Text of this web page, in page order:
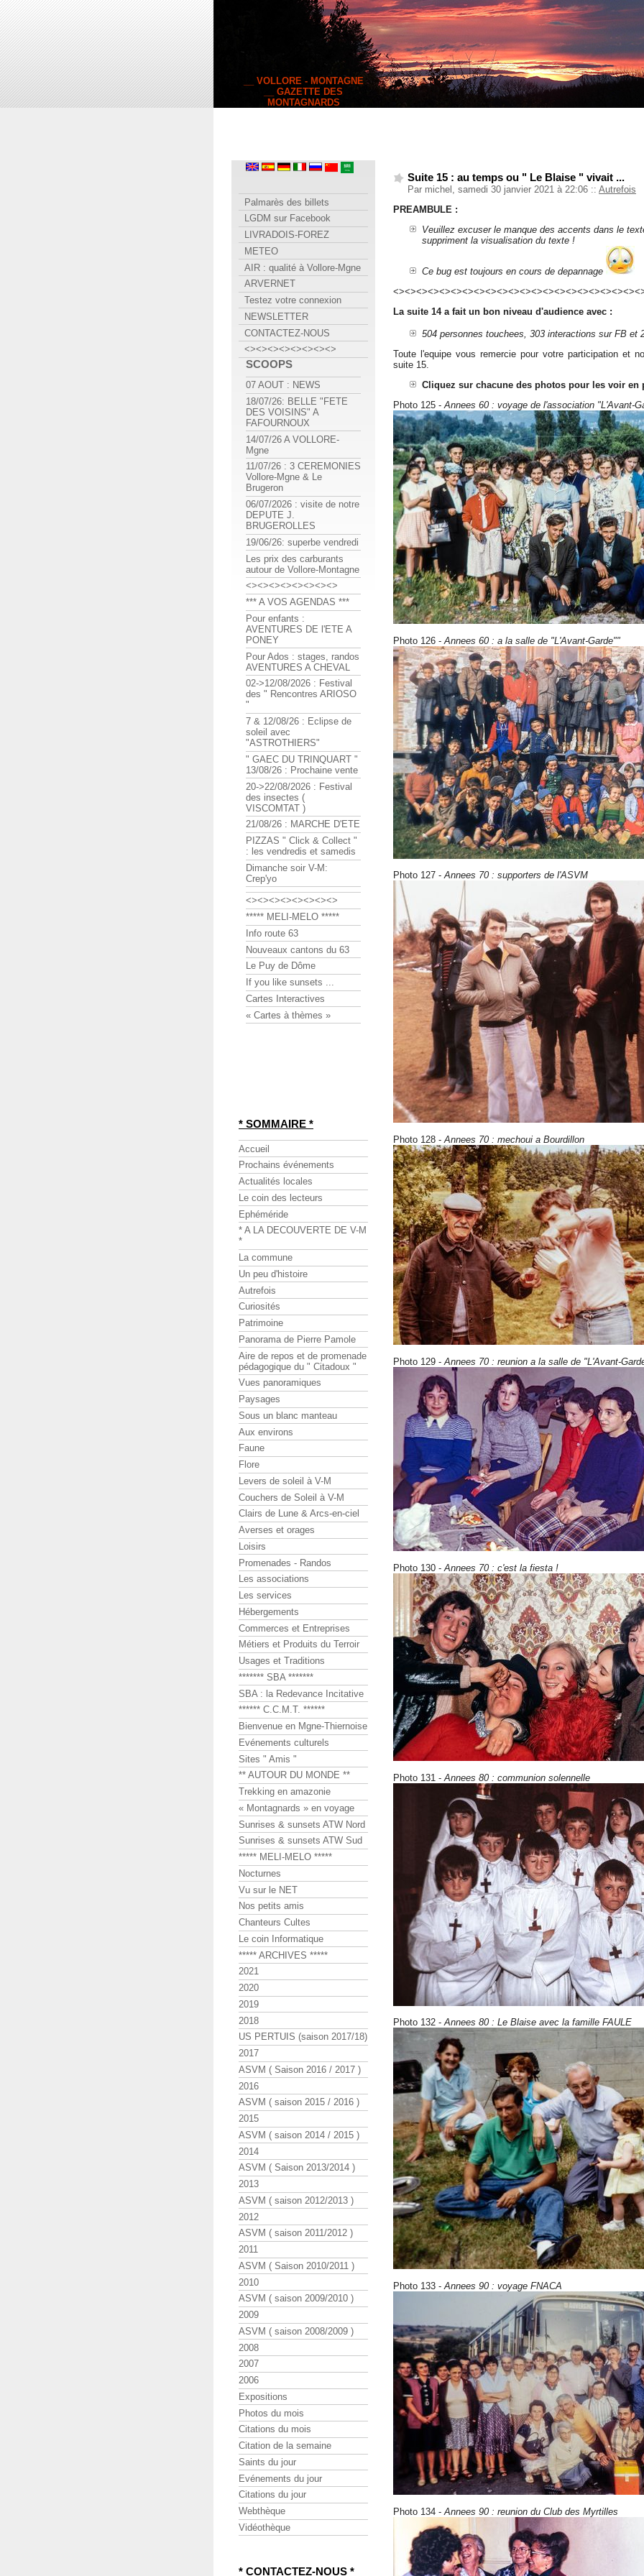
__ VOLLORE - MONTAGNE
__ GAZETTE DES
MONTAGNARDS
Suite 15 : au temps ou " Le Blaise " vivait ...
Par michel, samedi 30 janvier 2021 à 22:06 :: Autrefois
PREAMBULE :
Veuillez excuser le manque des accents dans le
suppriment la visualisation du texte !
Ce bug est toujours en cours de depannage
La suite 14 a fait un bon niveau d'audience avec :
504 personnes touchees, 303 interactions sur FB et
Toute l'equipe vous remercie pour votre participation et
suite 15.
Cliquez sur chacune des photos pour les voir en
Photo 125 - Annees 60 : voyage de l'association "L'Avant-
Photo 126 - Annees 60 : a la salle de "L'Avant-Garde""
Photo 127 -Annees 70 : supporters de l'ASVM
Photo 128 -Annees 70 : mechoui a Bourdillon
Photo 129 - Annees 70 : reunion a la salle de "L'Avant-
Photo 130 - Annees 70 : c'est la fiesta !
Photo 131 - Annees 80 : communion solennelle
Photo 132 -Annees 80 : Le Blaise avec la famille FAULE
Photo 133 -Annees 90 : voyage FNACA
Photo 134 - Annees 90 : reunion du Club des Myrtilles
Palmarès des billets
LGDM sur Facebook
LIVRADOIS-FOREZ
METEO
AIR : qualité à Vollore-Mgne
ARVERNET
Testez votre connexion
NEWSLETTER
CONTACTEZ-NOUS
<><><><><><><><>
SCOOPS
07 AOUT : NEWS
18/07/26: BELLE "FETE
DES VOISINS" A
FAFOURNOUX
14/07/26 A VOLLORE-
Mgne
11/07/26 : 3 CEREMONIES
Vollore-Mgne & Le
Brugeron
06/07/2026 : visite de notre
DEPUTE J.
BRUGEROLLES
19/06/26: superbe vendredi
Les prix des carburants
autour de Vollore-Montagne
<><><><><><><><>
*** A VOS AGENDAS ***
Pour enfants :
AVENTURES DE l'ETE A
PONEY
Pour Ados : stages, randos
AVENTURES A CHEVAL
02->12/08/2026 : Festival
des " Rencontres ARIOSO
"
7 & 12/08/26 : Eclipse de
soleil avec
"ASTROTHIERS"
" GAEC DU TRINQUART "
13/08/26 : Prochaine vente
20->22/08/2026 : Festival
des insectes (
VISCOMTAT )
21/08/26 : MARCHE D'ETE
PIZZAS " Click & Collect "
: les vendredis et samedis
Dimanche soir V-M:
Crep'yo
<><><><><><><><>
***** MELI-MELO *****
Info route 63
Nouveaux cantons du 63
Le Puy de Dôme
If you like sunsets ...
Cartes Interactives
« Cartes à thèmes »
* SOMMAIRE *
Accueil
Prochains événements
Actualités locales
Le coin des lecteurs
Ephéméride
* A LA DECOUVERTE DE V-M
*
La commune
Un peu d'histoire
Autrefois
Curiosités
Patrimoine
Panorama de Pierre Pamole
Aire de repos et de promenade
pédagogique du " Citadoux "
Vues panoramiques
Paysages
Sous un blanc manteau
Aux environs
Faune
Flore
Levers de soleil à V-M
Couchers de Soleil à V-M
Clairs de Lune & Arcs-en-ciel
Averses et orages
Loisirs
Promenades - Randos
Les associations
Les services
Hébergements
Commerces et Entreprises
Métiers et Produits du Terroir
Usages et Traditions
******* SBA *******
SBA : la Redevance Incitative
****** C.C.M.T. ******
Bienvenue en Mgne-Thiernoise
Evénements culturels
Sites " Amis "
** AUTOUR DU MONDE **
Trekking en amazonie
« Montagnards » en voyage
Sunrises & sunsets ATW Nord
Sunrises & sunsets ATW Sud
***** MELI-MELO *****
Nocturnes
Vu sur le NET
Nos petits amis
Chanteurs Cultes
Le coin Informatique
***** ARCHIVES *****
2021
2020
2019
2018
US PERTUIS (saison 2017/18)
2017
ASVM ( Saison 2016 / 2017 )
2016
ASVM ( saison 2015 / 2016 )
2015
ASVM ( saison 2014 / 2015 )
2014
ASVM ( Saison 2013/2014 )
2013
ASVM ( saison 2012/2013 )
2012
ASVM ( saison 2011/2012 )
2011
ASVM ( Saison 2010/2011 )
2010
ASVM ( saison 2009/2010 )
2009
ASVM ( saison 2008/2009 )
2008
2007
2006
Expositions
Photos du mois
Citations du mois
Citation de la semaine
Saints du jour
Evénements du jour
Citations du jour
Webthèque
Vidéothèque
* CONTACTEZ-NOUS *